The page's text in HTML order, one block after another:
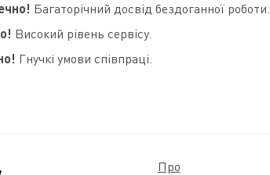
Багаторічний досвід бездоганної роботи.
Високий рівень сервісу.
Гнучкі умови співпраці.
Про